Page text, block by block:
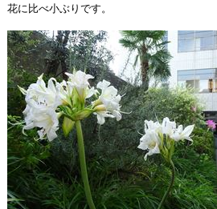
花に比べ小ぶりです。